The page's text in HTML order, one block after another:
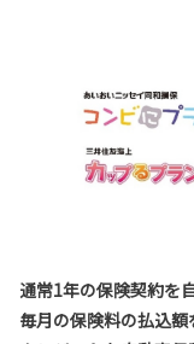
通常1年の保険契約を
毎月の保険料の払込額